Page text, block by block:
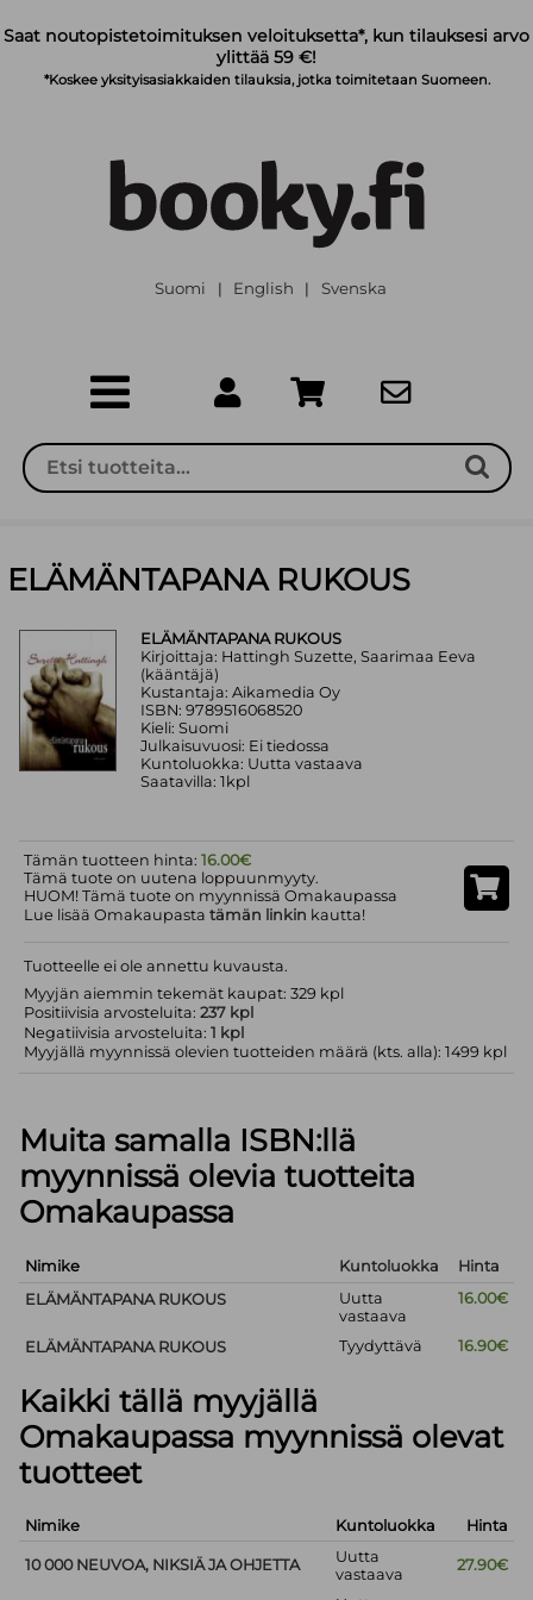
Saat noutopistetoimituksen veloituksetta*, kun tilauksesi arvo
ylittää 59 €!
*Koskee yksityisasiakkaiden tilauksia, jotka toimitetaan Suomeen.
Suomi | English | Svenska
ELÄMÄNTAPANA RUKOUS
ELÄMÄNTAPANA RUKOUS
Kirjoittaja: Hattingh Suzette, Saarimaa Eeva
(kääntäjä)
Kustantaja: Aikamedia Oy
ISBN: 9789516068520
Kieli: Suomi
Julkaisuvuosi: Ei tiedossa
Kuntoluokka: Uutta vastaava
Saatavilla: 1kpl
Tämän tuotteen hinta:16.00€
Tämä tuote on uutena loppuunmyyty.
HUOM! Tämä tuote on myynnissä Omakaupassa
Lue lisää Omakaupastatämän linkin kautta!
Tuotteelle ei ole annettu kuvausta.
Myyjän aiemmin tekemät kaupat: 329 kpl
Positiivisia arvosteluita:237 kpl
Negatiivisia arvosteluita:1 kpl
Myyjällä myynnissä olevien tuotteiden määrä (kts. alla): 1499 kpl
Muita samalla ISBN:llä
myynnissä olevia tuotteita
Omakaupassa
Nimike Kuntoluokka
Hinta
ELÄMÄNTAPANA RUKOUS
Uutta
vastaava
16.00€
ELÄMÄNTAPANA RUKOUS Tyydyttävä 16.90€
Kaikki tällä myyjällä
Omakaupassa myynnissä olevat
tuotteet
Nimike Kuntoluokka Hinta
10 000 NEUVOA, NIKSIÄ JA OHJETTA
Uutta
vastaava
27.90€